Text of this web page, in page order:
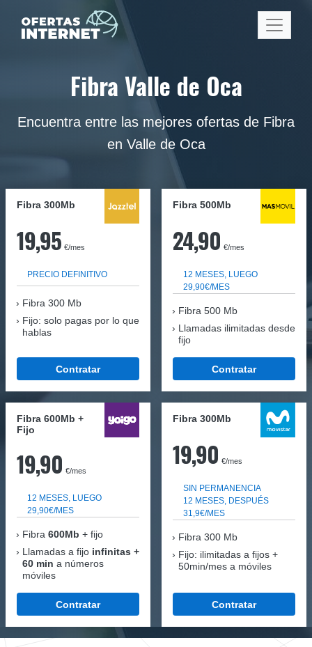
Fibra Valle de Oca
Encuentra entre las mejores ofertas de Fibra
en Valle de Oca
Fibra 300Mb
19,95 €/mes
PRECIO DEFINITIVO
Fibra 300 Mb
Fijo: solo pagas por lo que
hablas
Contratar
Fibra 500Mb
24,90 €/mes
12 MESES, LUEGO
29,90€/MES
Fibra 500 Mb
Llamadas ilimitadas desde
fijo
Contratar
Fibra 600Mb +
Fijo
19,90 €/mes
12 MESES, LUEGO
29,90€/MES
Fibra 600Mb + fijo
Llamadas a fijo infinitas +
60 min a números
móviles
Contratar
Fibra 300Mb
19,90 €/mes
SIN PERMANENCIA
12 MESES, DESPUÉS
31,9€/MES
Fibra 300 Mb
Fijo: ilimitadas a fijos +
50min/mes a móviles
Contratar